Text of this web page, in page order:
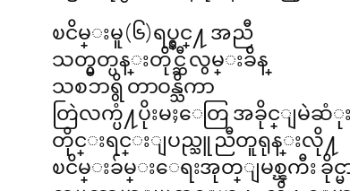
ၿငိမ္းမူ(၆)ရပ္နွင္႔ အညီ
သတ္မွတ္ပန္းတိုင္ဆီ လွမ္းခ်ိန္
သစၥာရွိ တာဝန္သိကာ
တြဲလက္ပံ႔ပိုးမႈေတြ အခိုင္ျမဲဆံုး
တိုင္းရင္းျပည္သူ ညီတူရုန္းလို႔
ၿငိမ္းခ်မ္းေရးအုတ္ျမစ္ၾကီး ခိုင္